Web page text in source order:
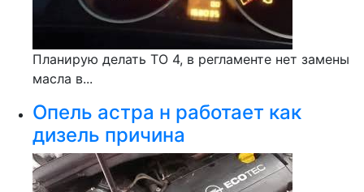
Планирую делать ТО 4, в регламенте нет замены
масла в...
Опель астра н работает как
дизель причина